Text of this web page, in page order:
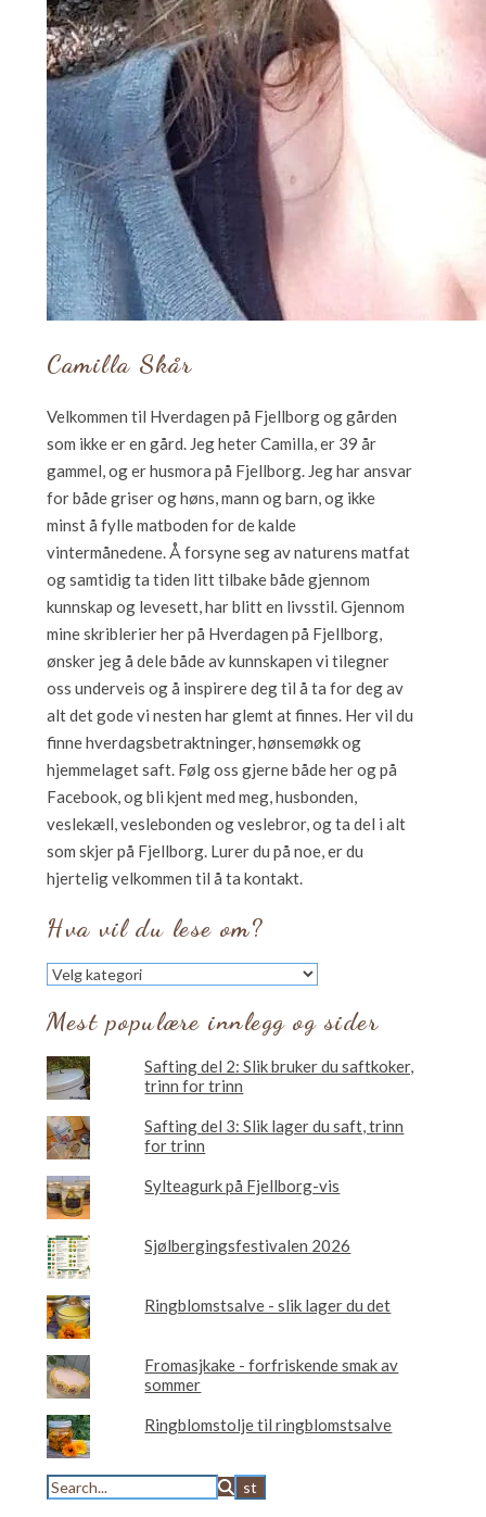
Camilla Skår
Velkommen til Hverdagen på Fjellborg og gården
som ikke er en gård. Jeg heter Camilla, er 39 år
gammel, og er husmora på Fjellborg. Jeg har ansvar
for både griser og høns, mann og barn, og ikke
minst å fylle matboden for de kalde
vintermånedene. Å forsyne seg av naturens matfat
og samtidig ta tiden litt tilbake både gjennom
kunnskap og levesett, har blitt en livsstil. Gjennom
mine skriblerier her på Hverdagen på Fjellborg,
ønsker jeg å dele både av kunnskapen vi tilegner
oss underveis og å inspirere deg til å ta for deg av
alt det gode vi nesten har glemt at finnes. Her vil du
finne hverdagsbetraktninger, hønsemøkk og
hjemmelaget saft. Følg oss gjerne både her og på
Facebook, og bli kjent med meg, husbonden,
veslekæll, veslebonden og veslebror, og ta del i alt
som skjer på Fjellborg. Lurer du på noe, er du
hjertelig velkommen til å ta kontakt.
Hva vil du lese om?
Hva
vil
du
lese
Mest populære innlegg og sider
Safting del 2: Slik bruker du saftkoker,
trinn for trinn
Safting del 3: Slik lager du saft, trinn
for trinn
Sylteagurk på Fjellborg-vis
Sjølbergingsfestivalen 2026
Ringblomstsalve - slik lager du det
Fromasjkake - forfriskende smak av
sommer
Ringblomstolje til ringblomstsalve